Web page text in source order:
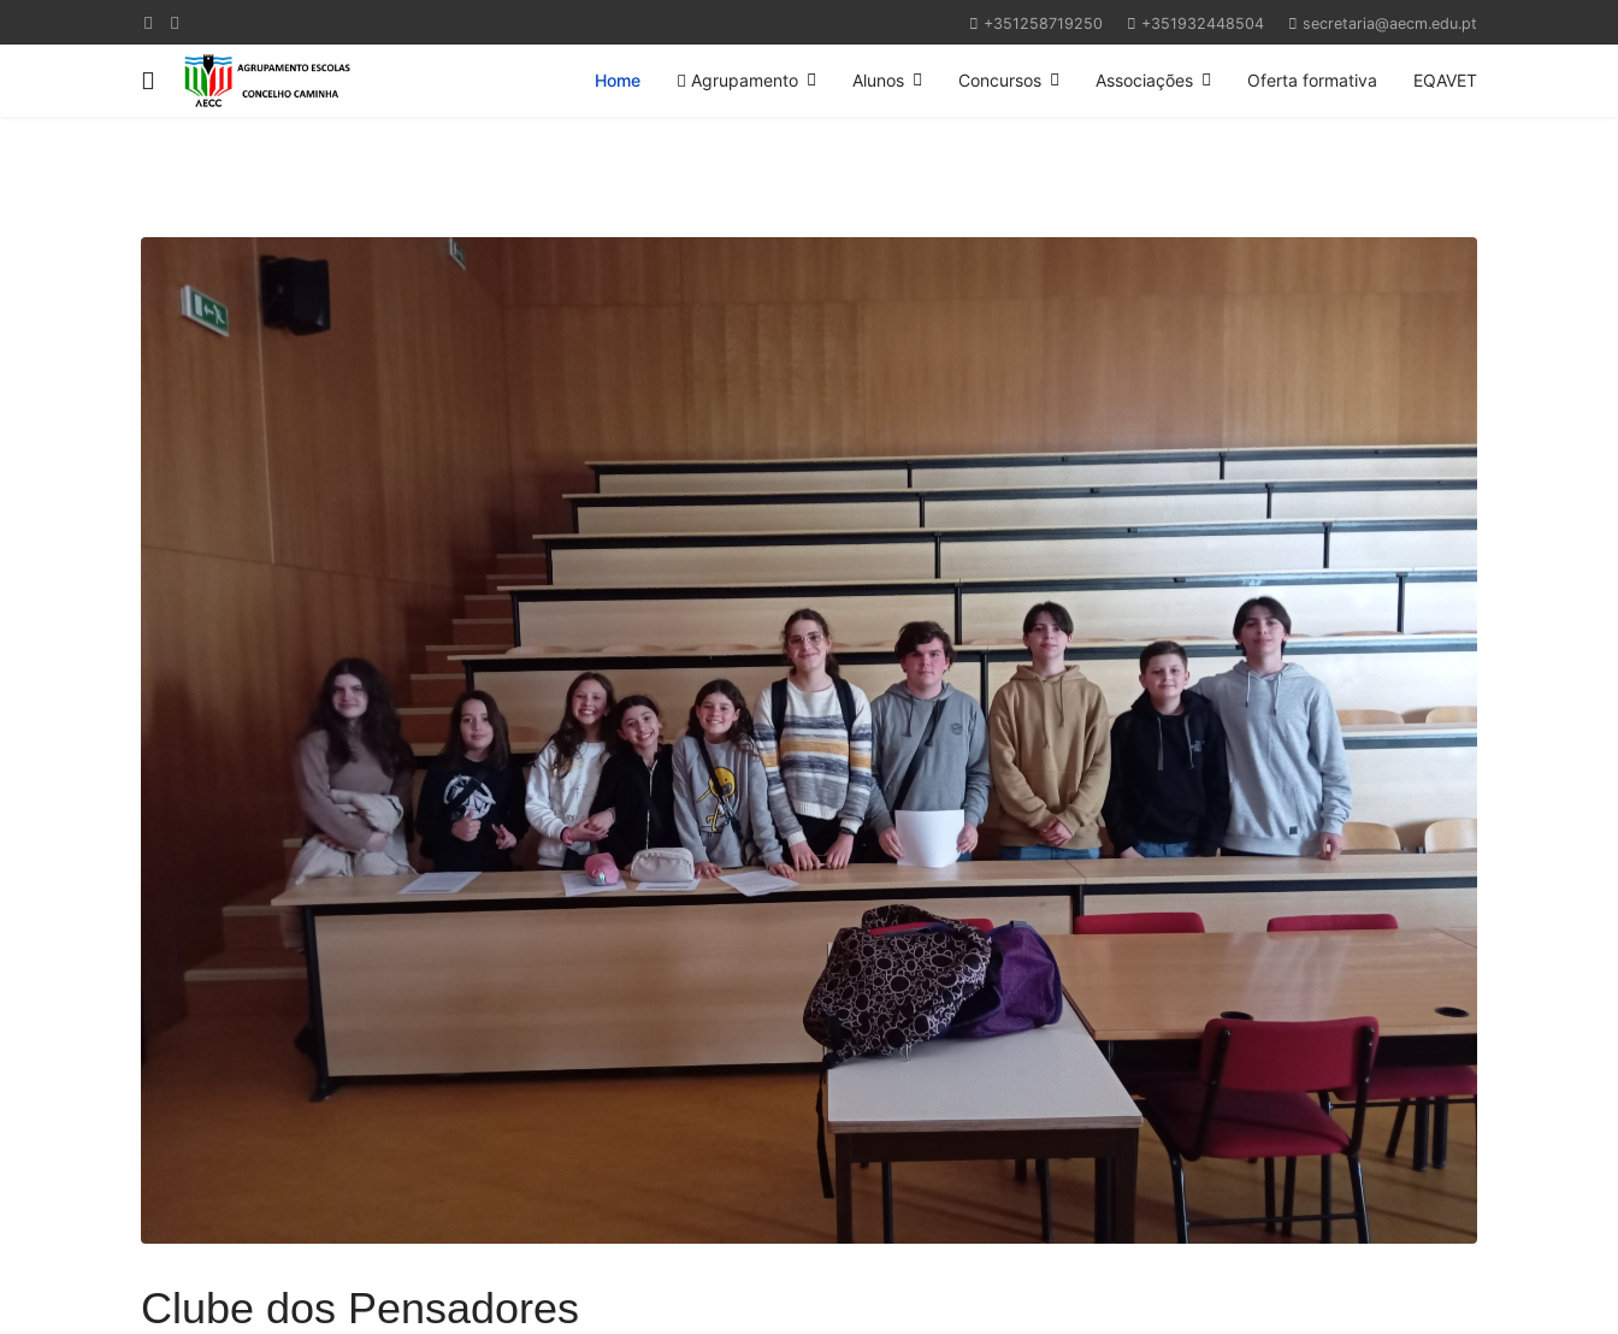
+351258719250 +351932448504 secretaria@aecm.edu.pt
Home Agrupamento Alunos Concursos Associações Oferta formativa EQAVET
Clube dos Pensadores